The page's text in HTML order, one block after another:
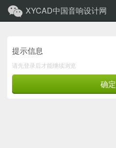
XYCAD中国音响设计网
提示信息
请先登录后才能继续浏览
确定